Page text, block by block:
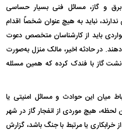
و گاز، مسائل فنی بسیار حساسی
نباید به هیچ عنوان شخصاً اقدام
باید از کارشناسان متخصص دعوت
دهند. در حادثه اخیر، مالک منزل به‌صورت
نشت گاز با فندک کرده که همین مسئله
میان این حوادث و مسائل امنیتی یا
لحظه، هیچ موردی از انفجار گاز در شهر
خرابکاری یا مرتبط با جنگ باشد، گزارش